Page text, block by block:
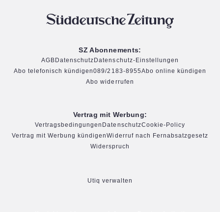
SZ Abonnements:
AGB Datenschutz Datenschutz-Einstellungen
Abo telefonisch kündigen089/2183-8955Abo online kündigen
Abo widerrufen
Vertrag mit Werbung:
Vertragsbedingungen DatenschutzCookie-Policy
Vertrag mit Werbung kündigenWiderruf nach Fernabsatzgesetz
Widerspruch
Utiq verwalten